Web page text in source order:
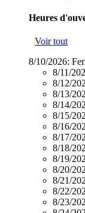
Heures
Voir tout
8/10/2026:
8/11/
8/12/
8/13/
8/14/
8/15/
8/16/
8/17/
8/18/
8/19/
8/20/
8/21/
8/22/
8/23/